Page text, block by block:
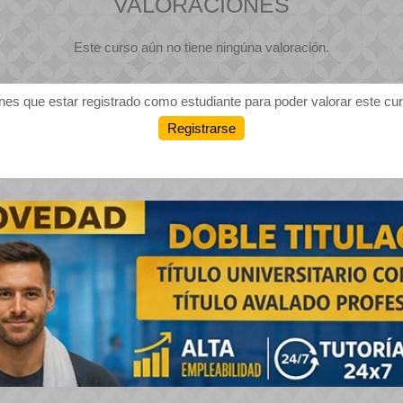
Este curso aún no tiene ningúna valoración.
que estar registrado como estudiante para poder valorar este
Registrarse